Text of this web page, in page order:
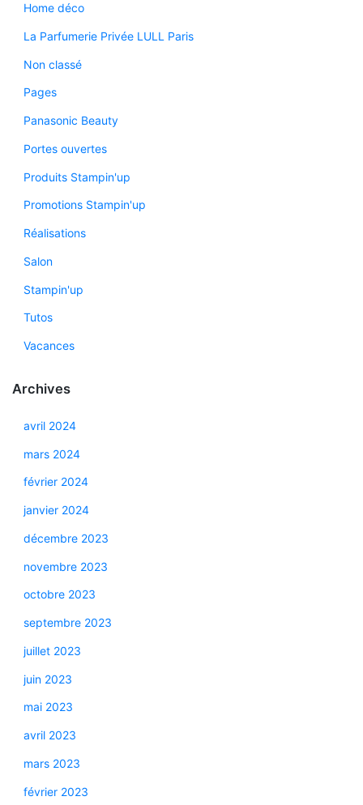
Home déco
La Parfumerie Privée LULL Paris
Non classé
Pages
Panasonic Beauty
Portes ouvertes
Produits Stampin'up
Promotions Stampin'up
Réalisations
Salon
Stampin'up
Tutos
Vacances
Archives
avril 2024
mars 2024
février 2024
janvier 2024
décembre 2023
novembre 2023
octobre 2023
septembre 2023
juillet 2023
juin 2023
mai 2023
avril 2023
mars 2023
février 2023